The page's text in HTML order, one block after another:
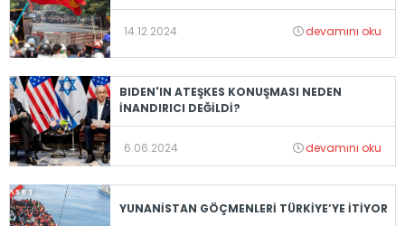
14.12.2024 devamını oku
BIDEN'IN ATEŞKES KONUŞMASI NEDEN
İNANDIRICI DEĞİLDİ?
6.06.2024 devamını oku
YUNANİSTAN GÖÇMENLERİ TÜRKİYE’YE İTİYOR